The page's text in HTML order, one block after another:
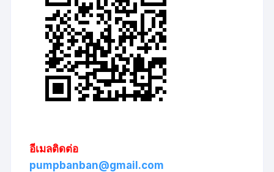
อีเมลติดต่อ
pumpbanban@gmail.com